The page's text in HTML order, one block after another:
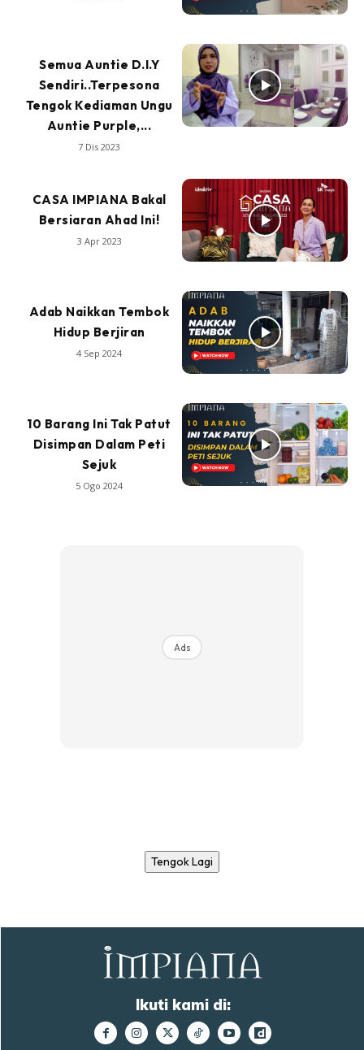
Semua Auntie D.I.Y
Sendiri..Terpesona
Tengok Kediaman Ungu
Auntie Purple,...
7 Dis 2023
CASA IMPIANA Bakal
Bersiaran Ahad Ini!
3 Apr 2023
Adab Naikkan Tembok
Hidup Berjiran
4 Sep 2024
10 Barang Ini Tak Patut
Disimpan Dalam Peti
Sejuk
5 Ogo 2024
Ads
Tengok Lagi
Ikuti kami di: